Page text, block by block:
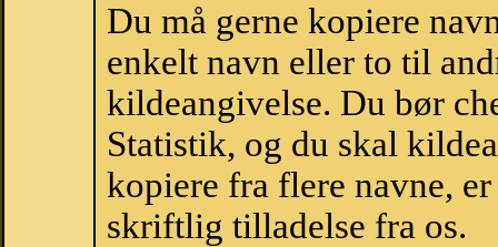
Du må gerne kopiere
enkelt navn eller to til
kildeangivelse. Du bør
Statistik, og du skal
kopiere fra flere navne,
skriftlig tilladelse fra os.